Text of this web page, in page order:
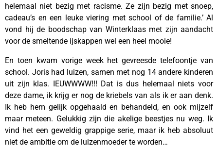
helemaal niet bezig met racisme. Ze zijn bezig met snoep,
cadeau’s en een leuke viering met school of de familie.’ Al
vond hij de boodschap van Winterklaas met zijn aandacht
voor de smeltende ijskappen wel een heel mooie!
En toen kwam vorige week het gevreesde telefoontje van
school. Joris had luizen, samen met nog 14 andere kinderen
uit zijn klas. IEUWWWW!!! Dat is dus helemaal niets voor
deze dame, ik krijg er nog de kriebels van als ik er aan denk.
Ik heb hem gelijk opgehaald en behandeld, en ook mijzelf
maar meteen. Gelukkig zijn die akelige beestjes nu weg. Ik
vind het een geweldig grappige serie, maar ik heb absoluut
niet de ambitie om de luizenmoeder te worden…